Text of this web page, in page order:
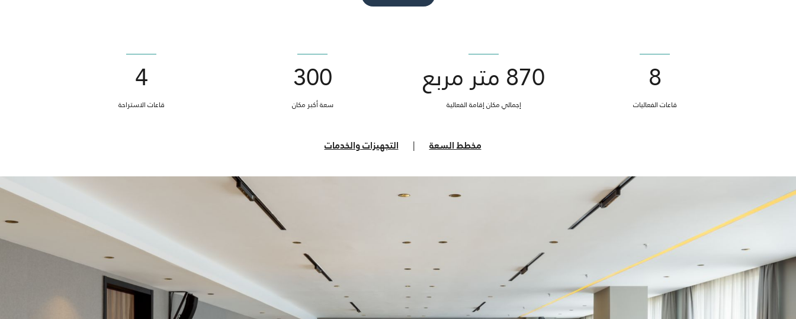
8
قاعات الفعاليات
870 متر مربع
إجمالي مكان إقامة الفعالية
300
سعة أكبر مكان
4
قاعات الاستراحة
مخطط السعة | التجهيزات والخدمات